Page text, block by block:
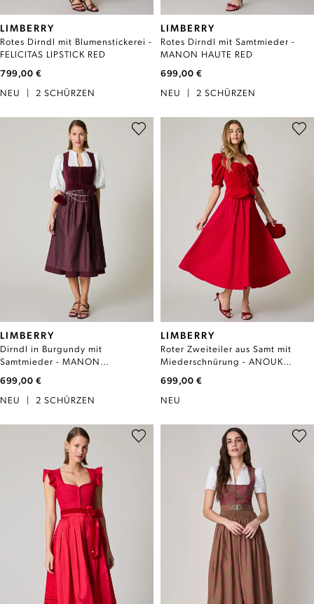
LIMBERRY
Rotes Dirndl mit Blumenstickerei -
FELICITAS LIPSTICK RED
799,00 €
NEU 2 SCHÜRZEN
LIMBERRY
Rotes Dirndl mit Samtmieder -
MANON HAUTE RED
699,00 €
NEU 2 SCHÜRZEN
LIMBERRY
Dirndl in Burgundy mit
Samtmieder - MANON
699,00 €
NEU 2 SCHÜRZEN
LIMBERRY
Roter Zweiteiler aus Samt mit
Miederschnürung - ANOUK
699,00 €
NEU